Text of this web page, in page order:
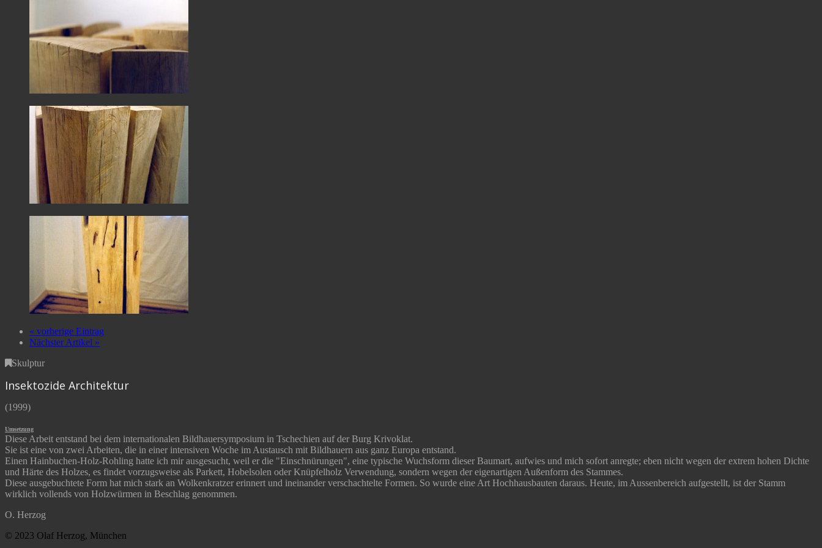
« vorherige Eintrag
Nächster Artikel »
Skulptur
Insektozide Architektur
(1999)
Umsetzung
Diese Arbeit entstand bei dem internationalen Bildhauersymposium in Tschechien auf der Burg Krivoklat.
Sie ist eine von zwei Arbeiten, die in einer intensiven Woche im Austausch mit Bildhauern aus ganz Europa entstand.
Einen Hainbuchen-Holz-Rohling hatte ich mir ausgesucht, weil er die "Einschnürungen", eine typische Wuchsform dieser Baumart, aufwies und mich sofort anregte; eben nicht wegen der extrem hohen Dichte
und Härte des Holzes, es findet vorzugsweise als Parkett, Hobelsolen oder Knüpfelholz Verwendung, sondern wegen der eigenartigen Außenform des Stammes.
Diese ausgebuchtete Form hat mich stark an Wolkenkratzer erinnert und ineinander verschachtelte Formen. So wurde eine Art Hochhausbauten daraus. Heute, im Aussenbereich aufgestellt, ist der Stamm
wirklich vollends von Holzwürmen in Beschlag genommen.
O. Herzog
© 2023 Olaf Herzog, München